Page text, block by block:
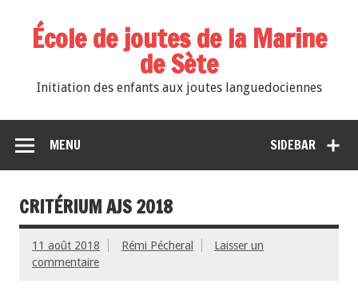
École de joutes de la Marine
de Sète
Initiation des enfants aux joutes languedociennes
SIDEBAR
MENU
CRITÉRIUM AJS 2018
11 août 2018 Rémi Pécheral
Laisser un
commentaire